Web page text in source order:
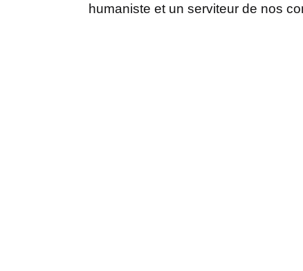
humaniste et un serviteur de nos